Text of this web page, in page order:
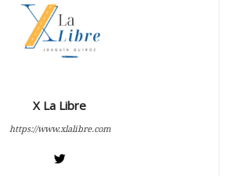
X La Libre
https://www.xlalibre.com